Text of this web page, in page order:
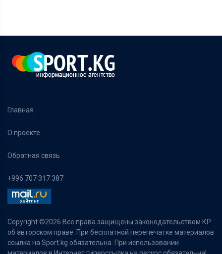
Главная
О проекте
Обратная связь
+996 707 317 387
Copyright ©2026 Все права защищены законодательством КР
об авторском праве. При бесплатной перепечатке материалов
ссылка на Sport.kg обязательна. При использовании